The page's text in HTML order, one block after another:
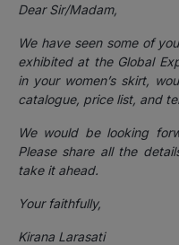
Dear Sir/Madam,
We have seen some of
exhibited at the Global
in your women’s skirt,
catalogue, price list, and
We would be looking
Please share all the
take it ahead.
Your faithfully,
Kirana Larasati